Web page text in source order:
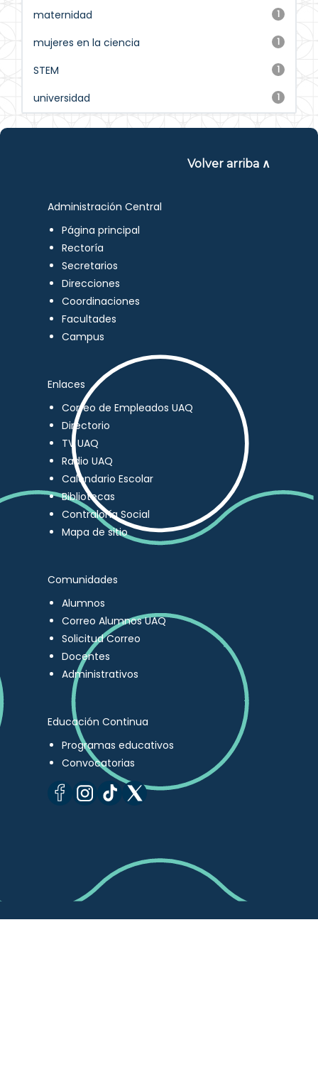
1
maternidad
1
mujeres en la ciencia
1
STEM
1
universidad
Volver arriba ∧
Administración Central
Página principal
Rectoría
Secretarios
Direcciones
Coordinaciones
Facultades
Campus
Enlaces
Correo de Empleados UAQ
Directorio
TV UAQ
Radio UAQ
Calendario Escolar
Bibliotecas
Contraloría Social
Mapa de sitio
Comunidades
Alumnos
Correo Alumnos UAQ
Solicitud Correo
Docentes
Administrativos
Educación Continua
Programas educativos
Convocatorias